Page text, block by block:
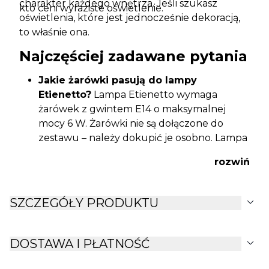
kto ceni wyraziste oświetlenie.
charakter każdego wnętrza. Jeśli szukasz
oświetlenia, które jest jednocześnie dekoracją,
to właśnie ona.
Najczęściej zadawane pytania
Jakie żarówki pasują do lampy
Etienetto? Lampa Etienetto wymaga
żarówek z gwintem E14 o maksymalnej
mocy 6 W. Żarówki nie są dołączone do
zestawu – należy dokupić je osobno. Lampa
Czy transparentne elementy klosza i
dekoracyjne klosza i zwisów wykonane są z
tworzywa sztucznego. Mają szlifowane,
efektowną grę świateł podobną do
rozwiń
SZCZEGÓŁY PRODUKTU expand_more
DOSTAWA I PŁATNOŚĆ expand_more